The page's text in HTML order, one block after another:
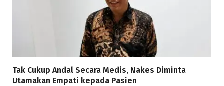
Tak Cukup Andal Secara Medis, Nakes Diminta
Utamakan Empati kepada Pasien